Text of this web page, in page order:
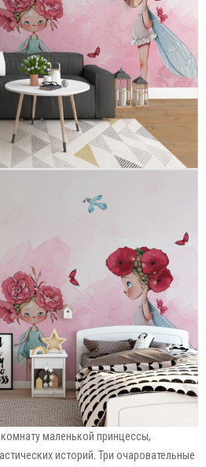
маленькой принцессы,
историй. Три очаровательные